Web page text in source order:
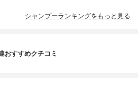
シャンプーランキングをもっと見る
おすすめクチコミ